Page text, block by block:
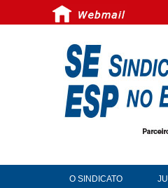
O SINDICATO